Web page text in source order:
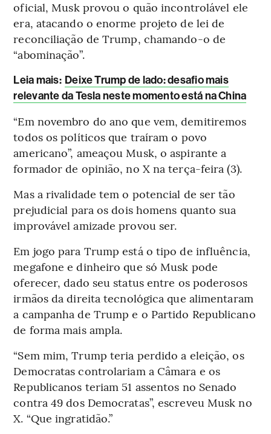
oficial, Musk provou o quão incontrolável ele
era, atacando o enorme projeto de lei de
reconciliação de Trump, chamando-o de
“abominação”.
Leia mais: Deixe Trump de lado: desafio mais
relevante da Tesla neste momento está na China
“Em novembro do ano que vem, demitiremos
todos os políticos que traíram o povo
americano”, ameaçou Musk, o aspirante a
formador de opinião, no X na terça-feira (3).
Mas a rivalidade tem o potencial de ser tão
prejudicial para os dois homens quanto sua
improvável amizade provou ser.
Em jogo para Trump está o tipo de influência,
megafone e dinheiro que só Musk pode
oferecer, dado seu status entre os poderosos
irmãos da direita tecnológica que alimentaram
a campanha de Trump e o Partido Republicano
de forma mais ampla.
“Sem mim, Trump teria perdido a eleição, os
Democratas controlariam a Câmara e os
Republicanos teriam 51 assentos no Senado
contra 49 dos Democratas”, escreveu Musk no
X. “Que ingratidão.”